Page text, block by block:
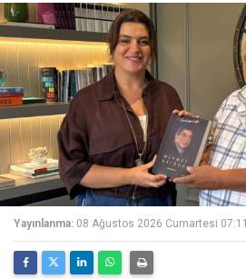
Yayınlanma: 08 Ağustos 2026 Cumartesi 07:11